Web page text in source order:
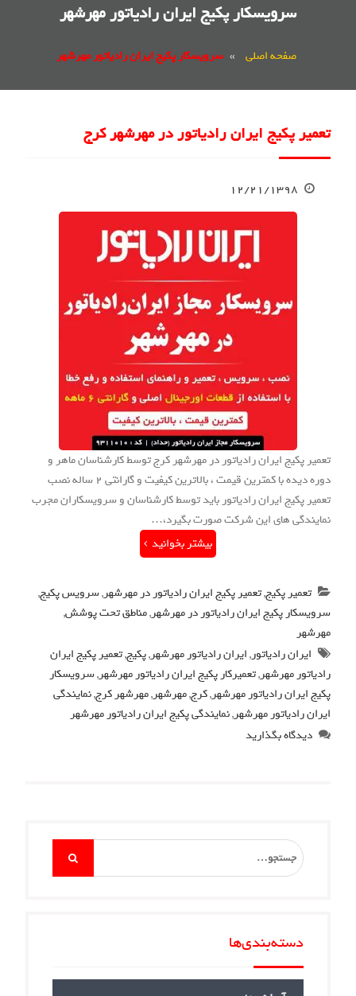
سرویسکار پکیج ایران رادیاتور مهرشهر
صفحه اصلی » سرویسکار پکیج ایران رادیاتور مهرشهر
تعمیر پکیج ایران رادیاتور در مهرشهر کرج
۱۲/۲۱/۱۳۹۸
تعمیر پکیج ایران رادیاتور در مهرشهر کرج توسط کارشناسان ماهر و
دوره دیده با کمترین قیمت ، بالاترین کیفیت و گارانتی 2 ساله نصب
تعمیر پکیج ایران رادیاتور باید توسط کارشناسان و سرویسکاران مجرب
نمایندگی های این شرکت صورت بگیرد،…
بیشتر بخوانید
تعمیر پکیج,تعمیر پکیج ایران رادیاتور در مهرشهر,سرویس پکیج,
سرویسکار پکیج ایران رادیاتور در مهرشهر,مناطق تحت پوشش,
مهرشهر
ایران رادیاتور,ایران رادیاتور مهرشهر,پکیج,تعمیر پکیج ایران
رادیاتور مهرشهر,تعمیرکار پکیج ایران رادیاتور مهرشهر,سرویسکار
پکیج ایران رادیاتور مهرشهر,کرج,مهرشهر,مهرشهر کرج,نمایندگی
ایران رادیاتور مهرشهر,نمایندگی پکیج ایران رادیاتور مهرشهر
دیدگاه بگذارید
Search
for:
دسته‌بندی‌ها